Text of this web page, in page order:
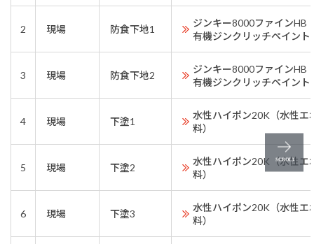
2 現場 防食下地1
ジンキー8000ファインHB
有機ジンクリッチペイント
3 現場 防食下地2
ジンキー8000ファインHB
有機ジンクリッチペイント
4 現場 下塗1
水性ハイポン20K（水性エ
料）
5 現場 下塗2
水性ハイポン20K（水性エ
料）
6 現場 下塗3
水性ハイポン20K（水性エ
料）